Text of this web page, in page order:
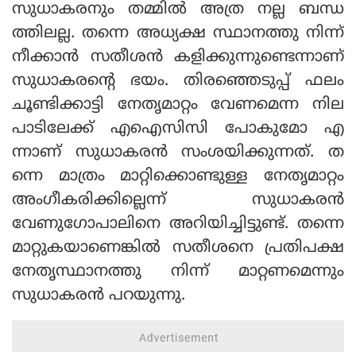
സുധാകരനും തമ്മില്‍ അത്ര നല്ല ബന്ധ
ത്തിലല്ല. തന്നെ അധ്യക്ഷ സ്ഥാനത്തു നിന്ന്
നീക്കാന്‍ സതീശന്‍ കളിക്കുന്നുണ്ടെന്നാണ്
സുധാകരന്റെ ഭയം. തിരഞ്ഞെടുപ്പ് ഫലം
ചൂണ്ടിക്കാട്ടി നേതൃമാറ്റം വേണമെന്ന നില
പാടിലേക്ക് എഐസിസി പോകുമോ എ
ന്നാണ് സുധാകരന്‍ സംശയിക്കുന്നത്. ത
ന്നെ മാത്രം മാറ്റിക്കൊണ്ടുള്ള നേതൃമാറ്റം
അംഗീകരിക്കില്ലെന്ന് സുധാകരന്‍
വേണുഗോപാലിനെ അറിയിച്ചിട്ടുണ്ട്. തന്നെ
മാറ്റുകയാണെങ്കില്‍ സതീശനെ പ്രതിപക്ഷ
നേതൃസ്ഥാനത്തു നിന്ന് മാറ്റണമെന്നും
സുധാകരന്‍ പറയുന്നു.